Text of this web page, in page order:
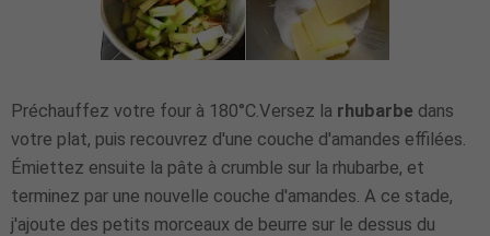
Préchauffez votre four à 180°C.Versez la rhubarbe dans
votre plat, puis recouvrez d'une couche d'amandes effilées.
Émiettez ensuite la pâte à crumble sur la rhubarbe, et
terminez par une nouvelle couche d'amandes. A ce stade,
j'ajoute des petits morceaux de beurre sur le dessus du